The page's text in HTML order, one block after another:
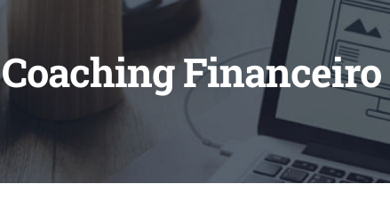
Coaching Financeiro